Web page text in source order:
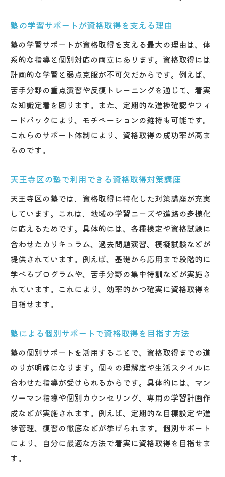
塾の学習サポートが資格取得を支える理由
塾の学習サポートが資格取得を支える最大の理由は、体
系的な指導と個別対応の両立にあります。資格取得には
計画的な学習と弱点克服が不可欠だからです。例えば、
苦手分野の重点演習や反復トレーニングを通じて、着実
な知識定着を図ります。また、定期的な進捗確認やフィ
ードバックにより、モチベーションの維持も可能です。
これらのサポート体制により、資格取得の成功率が高ま
るのです。
天王寺区の塾で利用できる資格取得対策講座
天王寺区の塾では、資格取得に特化した対策講座が充実
しています。これは、地域の学習ニーズや進路の多様化
に応えるためです。具体的には、各種検定や資格試験に
合わせたカリキュラム、過去問題演習、模擬試験などが
提供されています。例えば、基礎から応用まで段階的に
学べるプログラムや、苦手分野の集中特訓などが実施さ
れています。これにより、効率的かつ確実に資格取得を
目指せます。
塾による個別サポートで資格取得を目指す方法
塾の個別サポートを活用することで、資格取得までの道
のりが明確になります。個々の理解度や生活スタイルに
合わせた指導が受けられるからです。具体的には、マン
ツーマン指導や個別カウンセリング、専用の学習計画作
成などが実施されます。例えば、定期的な目標設定や進
捗管理、復習の徹底などが挙げられます。個別サポート
により、自分に最適な方法で着実に資格取得を目指せま
す。